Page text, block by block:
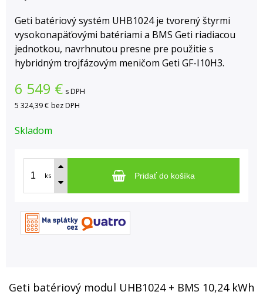
Geti batériový systém UHB1024 je tvorený štyrmi
vysokonapäťovými batériami a BMS Geti riadiacou
jednotkou, navrhnutou presne pre použitie s
hybridným trojfázovým meničom Geti GF-I10H3.
6 549 € s DPH
5 324,39 € bez DPH
Skladom
ks Pridať do košíka
Geti batériový modul UHB1024 + BMS 10,24 kWh